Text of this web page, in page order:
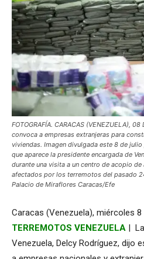
FOTOGRAFÍA. CARACAS (VENEZUELA),
convoca a empresas extranjeras para
viviendas. Imagen divulgada este 8 de
que aparece la presidente encargada de
durante una visita a un centro de acopio
afectados por los terremotos del pasado
Palacio de Miraflores Caracas/Efe
Caracas (Venezuela), miércoles
TERREMOTOS VENEZUELA |
Venezuela, Delcy Rodríguez, dijo